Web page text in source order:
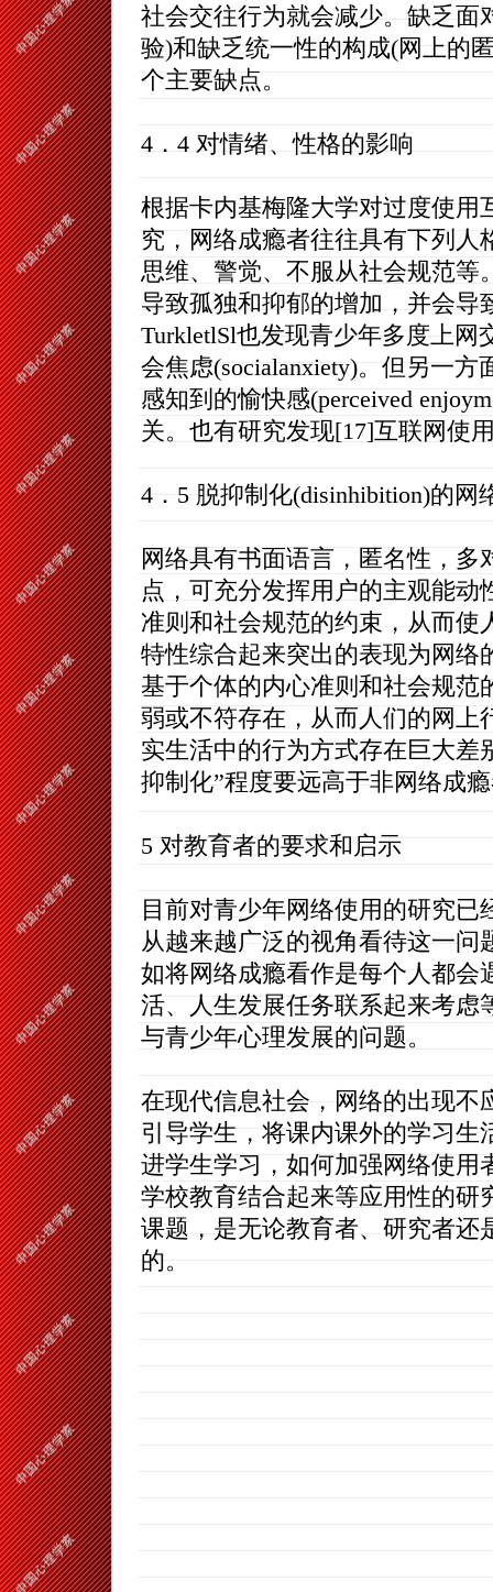
社会交往行为就会减少。缺乏面
验)和缺乏统一性的构成(网上的
个主要缺点。
4．4 对情绪、性格的影响
根据卡内基梅隆大学对过度使用
究，网络成瘾者往往具有下列人
思维、警觉、不服从社会规范等
导致孤独和抑郁的增加，并会导
TurkletlSl也发现青少年多度上网
会焦虑(socialanxiety)。但另一方
感知到的愉快感(perceived
关。也有研究发现[17]互联网使
4．5 脱抑制化(disinhibition)的网
网络具有书面语言，匿名性，
点，可充分发挥用户的主观能
准则和社会规范的约束，从而使
特性综合起来突出的表现为网络
基于个体的内心准则和社会规范
弱或不符存在，从而人们的网上
实生活中的行为方式存在巨大差
抑制化”程度要远高于非网络成
5 对教育者的要求和启示
目前对青少年网络使用的研究
从越来越广泛的视角看待这一
如将网络成瘾看作是每个人都会
活、人生发展任务联系起来考虑
与青少年心理发展的问题。
在现代信息社会，网络的出现不
引导学生，将课内课外的学习生
进学生学习，如何加强网络使用
学校教育结合起来等应用性的研
课题，是无论教育者、研究者还
的。